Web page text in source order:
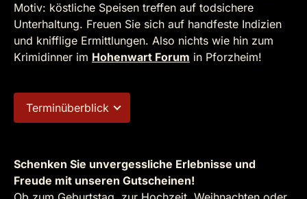
Motiv: köstliche Speisen treffen auf todsichere
Unterhaltung. Freuen Sie sich auf handfeste Indizien
und knifflige Ermittlungen. Also nichts wie hin zum
Krimidinner im Hohenwart Forum in Pforzheim!
Terminüberblick
Schenken Sie unvergessliche Erlebnisse und
Freude mit unseren Gutscheinen!